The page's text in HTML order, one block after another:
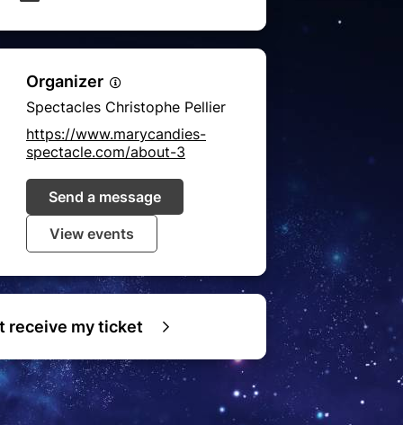
Organizer
Spectacles Christophe Pellier
https://www.marycandies-
spectacle.com/about-3
Send a message
View events
receive my ticket